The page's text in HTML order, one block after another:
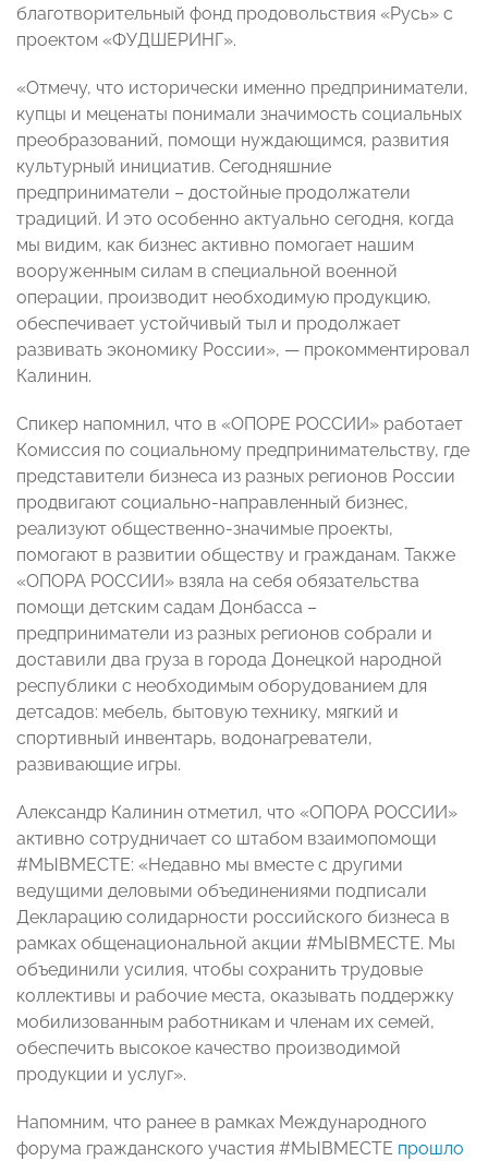
благотворительный фонд продовольствия «Русь» с
проектом «ФУДШЕРИНГ».
«Отмечу, что исторически именно предприниматели,
купцы и меценаты понимали значимость социальных
преобразований, помощи нуждающимся, развития
культурный инициатив. Сегодняшние
предприниматели – достойные продолжатели
традиций. И это особенно актуально сегодня, когда
мы видим, как бизнес активно помогает нашим
вооруженным силам в специальной военной
операции, производит необходимую продукцию,
обеспечивает устойчивый тыл и продолжает
развивать экономику России», — прокомментировал
Калинин.
Спикер напомнил, что в «ОПОРЕ РОССИИ» работает
Комиссия по социальному предпринимательству, где
представители бизнеса из разных регионов России
продвигают социально-направленный бизнес,
реализуют общественно-значимые проекты,
помогают в развитии обществу и гражданам. Также
«ОПОРА РОССИИ» взяла на себя обязательства
помощи детским садам Донбасса –
предприниматели из разных регионов собрали и
доставили два груза в города Донецкой народной
республики с необходимым оборудованием для
детсадов: мебель, бытовую технику, мягкий и
спортивный инвентарь, водонагреватели,
развивающие игры.
Александр Калинин отметил, что «ОПОРА РОССИИ»
активно сотрудничает со штабом взаимопомощи
#МЫВМЕСТЕ: «Недавно мы вместе с другими
ведущими деловыми объединениями подписали
Декларацию солидарности российского бизнеса в
рамках общенациональной акции #МЫВМЕСТЕ. Мы
объединили усилия, чтобы сохранить трудовые
коллективы и рабочие места, оказывать поддержку
мобилизованным работникам и членам их семей,
обеспечить высокое качество производимой
продукции и услуг».
Напомним, что ранее в рамках Международного
форума гражданского участия #МЫВМЕСТЕ прошло